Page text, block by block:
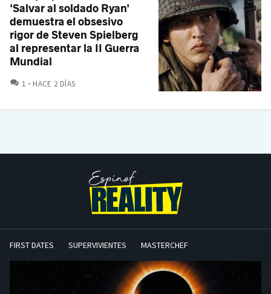
'Salvar al soldado Ryan'
demuestra el obsesivo
rigor de Steven Spielberg
al representar la II Guerra
Mundial
1 COMENTARIOS
HACE 2 DÍAS
FIRST DATES SUPERVIVIENTES MASTERCHEF